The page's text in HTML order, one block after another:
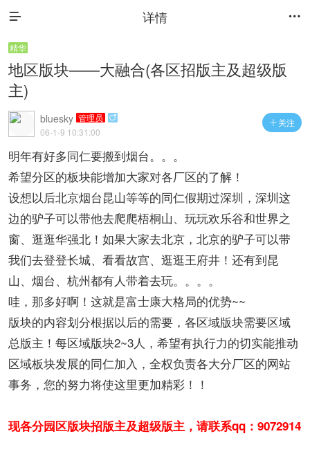
 详情 
精华
地区版块——大融合(各区招版主及超级版
主)
 关注
bluesky 管理员 
06-1-9 10:31:00
明年有好多同仁要搬到烟台。。。
希望分区的板块能增加大家对各厂区的了解！
设想以后北京烟台昆山等等的同仁假期过深圳，深圳这
边的驴子可以带他去爬爬梧桐山、玩玩欢乐谷和世界之
窗、逛逛华强北！如果大家去北京，北京的驴子可以带
我们去登登长城、看看故宫、逛逛王府井！还有到昆
山、烟台、杭州都有人带着去玩。。。。
哇，那多好啊！这就是富士康大格局的优势~~
版块的内容划分根据以后的需要，各区域版块需要区域
总版主！每区域版块2~3人，希望有执行力的切实能推动
区域板块发展的同仁加入，全权负责各大分厂区的网站
事务，您的努力将使这里更加精彩！！
现各分园区版块招版主及超级版主，请联系qq：9072914